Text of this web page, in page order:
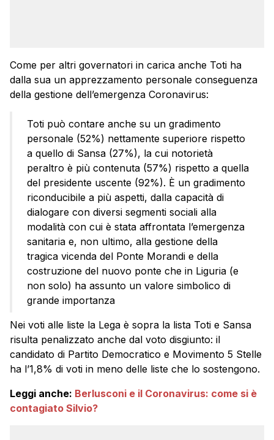
Come per altri governatori in carica anche Toti ha
dalla sua un apprezzamento personale conseguenza
della gestione dell’emergenza Coronavirus:
Toti può contare anche su un gradimento
personale (52%) nettamente superiore rispetto
a quello di Sansa (27%), la cui notorietà
peraltro è più contenuta (57%) rispetto a quella
del presidente uscente (92%). È un gradimento
riconducibile a più aspetti, dalla capacità di
dialogare con diversi segmenti sociali alla
modalità con cui è stata affrontata l’emergenza
sanitaria e, non ultimo, alla gestione della
tragica vicenda del Ponte Morandi e della
costruzione del nuovo ponte che in Liguria (e
non solo) ha assunto un valore simbolico di
grande importanza
Nei voti alle liste la Lega è sopra la lista Toti e Sansa
risulta penalizzato anche dal voto disgiunto: il
candidato di Partito Democratico e Movimento 5 Stelle
ha l’1,8% di voti in meno delle liste che lo sostengono.
Leggi anche: Berlusconi e il Coronavirus: come si è
contagiato Silvio?